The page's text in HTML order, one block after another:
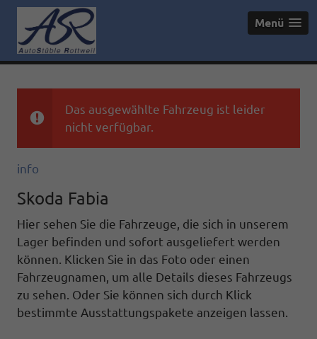
Menü
Das ausgewählte Fahrzeug ist leider
nicht verfügbar.
info
Skoda Fabia
Hier sehen Sie die Fahrzeuge, die sich in unserem
Lager befinden und sofort ausgeliefert werden
können. Klicken Sie in das Foto oder einen
Fahrzeugnamen, um alle Details dieses Fahrzeugs
zu sehen. Oder Sie können sich durch Klick
bestimmte Ausstattungspakete anzeigen lassen.